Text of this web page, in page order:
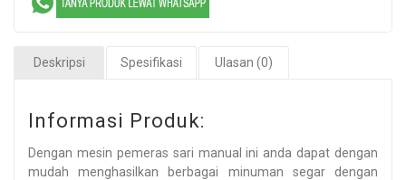
Deskripsi Spesifikasi Ulasan (0)
Informasi Produk:
Dengan mesin pemeras sari manual ini anda dapat dengan
mudah menghasilkan berbagai minuman segar dengan